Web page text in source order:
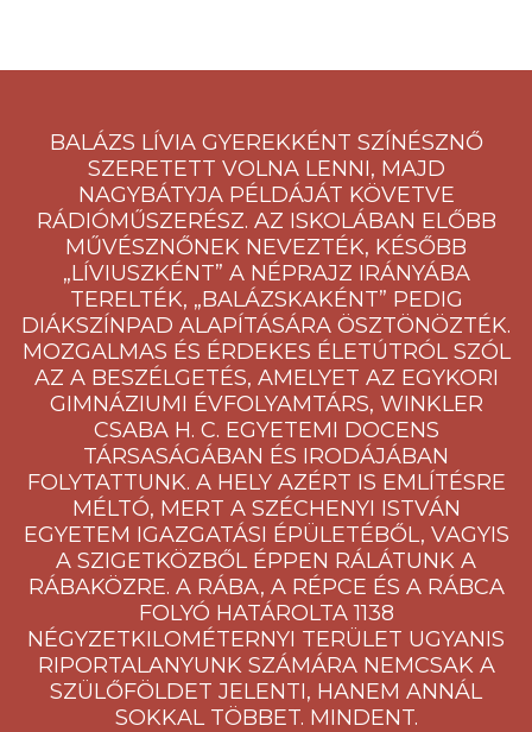
BALÁZS LÍVIA GYEREKKÉNT SZÍNÉSZNŐ
SZERETETT VOLNA LENNI, MAJD
NAGYBÁTYJA PÉLDÁJÁT KÖVETVE
RÁDIÓMŰSZERÉSZ. AZ ISKOLÁBAN ELŐBB
MŰVÉSZNŐNEK NEVEZTÉK, KÉSŐBB
„LÍVIUSZKÉNT” A NÉPRAJZ IRÁNYÁBA
TERELTÉK, „BALÁZSKAKÉNT” PEDIG
DIÁKSZÍNPAD ALAPÍTÁSÁRA ÖSZTÖNÖZTÉK.
MOZGALMAS ÉS ÉRDEKES ÉLETÚTRÓL SZÓL
AZ A BESZÉLGETÉS, AMELYET AZ EGYKORI
GIMNÁZIUMI ÉVFOLYAMTÁRS, WINKLER
CSABA H. C. EGYETEMI DOCENS
TÁRSASÁGÁBAN ÉS IRODÁJÁBAN
FOLYTATTUNK. A HELY AZÉRT IS EMLÍTÉSRE
MÉLTÓ, MERT A SZÉCHENYI ISTVÁN
EGYETEM IGAZGATÁSI ÉPÜLETÉBŐL, VAGYIS
A SZIGETKÖZBŐL ÉPPEN RÁLÁTUNK A
RÁBAKÖZRE. A RÁBA, A RÉPCE ÉS A RÁBCA
FOLYÓ HATÁROLTA 1138
NÉGYZETKILOMÉTERNYI TERÜLET UGYANIS
RIPORTALANYUNK SZÁMÁRA NEMCSAK A
SZÜLŐFÖLDET JELENTI, HANEM ANNÁL
SOKKAL TÖBBET. MINDENT.